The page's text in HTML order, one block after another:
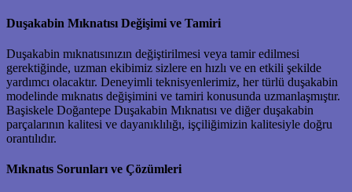
Duşakabin Mıknatısı Değişimi ve Tamiri
Duşakabin mıknatısınızın değiştirilmesi veya tamir edilmesi
gerektiğinde, uzman ekibimiz sizlere en hızlı ve en etkili şekilde
yardımcı olacaktır. Deneyimli teknisyenlerimiz, her türlü duşakabin
modelinde mıknatıs değişimini ve tamiri konusunda uzmanlaşmıştır.
Başiskele Doğantepe Duşakabin Mıknatısı ve diğer duşakabin
parçalarının kalitesi ve dayanıklılığı, işçiliğimizin kalitesiyle doğru
orantılıdır.
Mıknatıs Sorunları ve Çözümleri